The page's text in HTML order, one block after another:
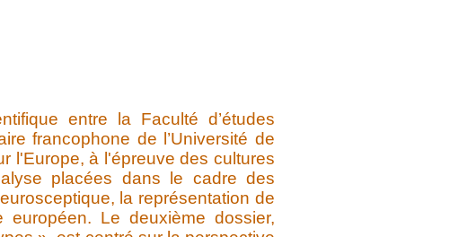
entre la Faculté d’études
francophone de l’Université de
l'Europe, à l'épreuve des cultures
placées dans le cadre des
la représentation de
européen. Le deuxième dossier,